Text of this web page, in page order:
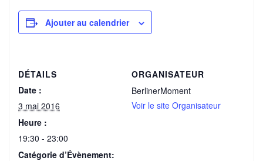
Ajouter au calendrier
DÉTAILS
Date :
3 mai 2016
Heure :
19:30 - 23:00
Catégorie d’Évènement:
ORGANISATEUR
BerlinerMoment
Voir le site Organisateur